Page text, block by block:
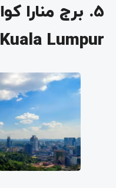
Kuala Lumpur